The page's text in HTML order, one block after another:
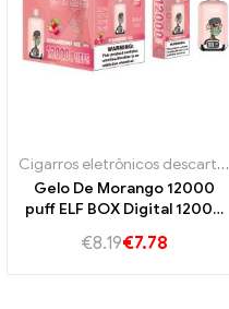
Cigarros eletrônicos descartáveis
Gelo De Morango 12000
puff ELF BOX Digital 12000
Atacado ELF BOX E Cigarro
€8.19€7.78